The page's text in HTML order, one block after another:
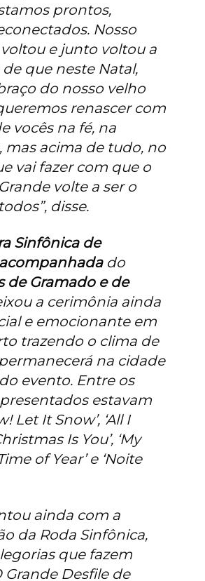
prontos,
Nosso
e junto voltou a
que neste Natal,
do nosso velho
renascer com
vocês na fé, na
mas acima de tudo, no
vai fazer com que o
volte a ser o
disse.
Sinfônica de
do
de Gramado e de
a cerimônia ainda
e emocionante em
trazendo o clima de
na cidade
evento. Entre os
estavam
Let It Snow’, ‘All I
Is You’, ‘My
of Year’ e ‘Noite
ainda com a
da Roda Sinfônica,
que fazem
Grande Desfile de